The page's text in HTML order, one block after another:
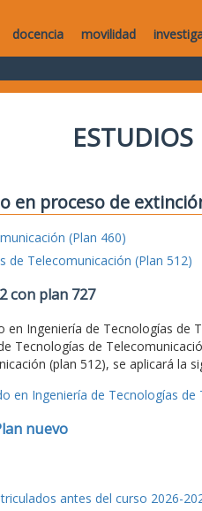
docencia movilidad
en proceso de
(Plan 460)
de Telecomunicación (Plan 512)
con plan 727
Ingeniería de Tecnologías de
Tecnologías de
(plan 512), se aplicará la
en Ingeniería de Tecnologías
nuevo
antes del curso 2026-